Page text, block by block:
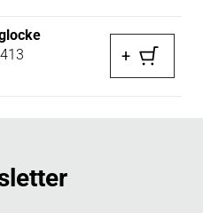
+